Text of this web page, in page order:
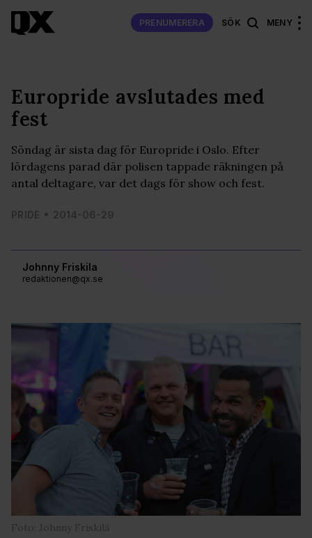
PRENUMERERA SÖK MENY
Johnny Friskila
redaktionen@qx.se
Europride avslutades med
fest
Söndag är sista dag för Europride i Oslo. Efter
lördagens parad där polisen tappade räkningen på
antal deltagare, var det dags för show och fest.
PRIDE 2014-06-29
Foto: Johnny Friskilä